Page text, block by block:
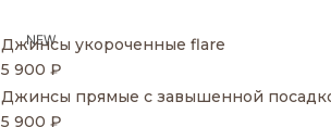
NEW
Джинсы укороченные flare
5 900 ₽
Джинсы прямые с завышенной
5 900 ₽